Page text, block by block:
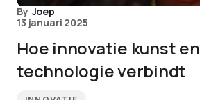
By Joep
13 januari 2025
Hoe innovatie kunst en
technologie verbindt